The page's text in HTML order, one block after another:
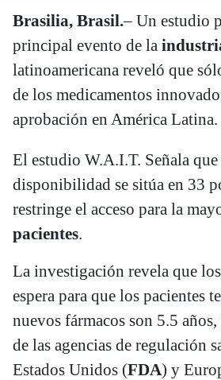
Brasilia, Brasil.– Un estudio
principal evento de la
latinoamericana reveló que
de los medicamentos
aprobación en América Latina.
El estudio W.A.I.T. Señala
disponibilidad se sitúa en 33
restringe el acceso para la
pacientes.
La investigación revela que
espera para que los pacientes
nuevos fármacos son 5.5
de las agencias de regulación
Estados Unidos (FDA) y